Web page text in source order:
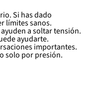
Si has dado
límites sanos.
a soltar tensión.
ayudarte.
importantes.
solo por presión.